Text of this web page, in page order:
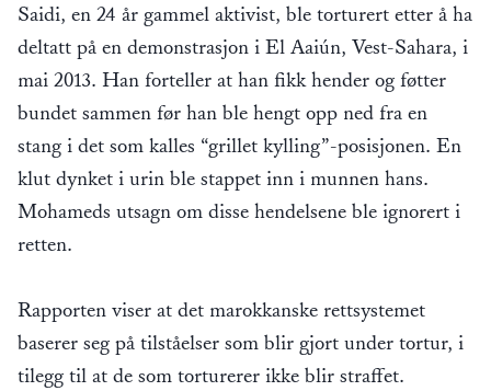
Saidi, en 24 år gammel aktivist, ble torturert etter å ha
deltatt på en demonstrasjon i El Aaiún, Vest-Sahara, i
mai 2013. Han forteller at han fikk hender og føtter
bundet sammen før han ble hengt opp ned fra en
stang i det som kalles “grillet kylling”-posisjonen. En
klut dynket i urin ble stappet inn i munnen hans.
Mohameds utsagn om disse hendelsene ble ignorert i
retten.
Rapporten viser at det marokkanske rettsystemet
baserer seg på tilståelser som blir gjort under tortur, i
tilegg til at de som torturerer ikke blir straffet.